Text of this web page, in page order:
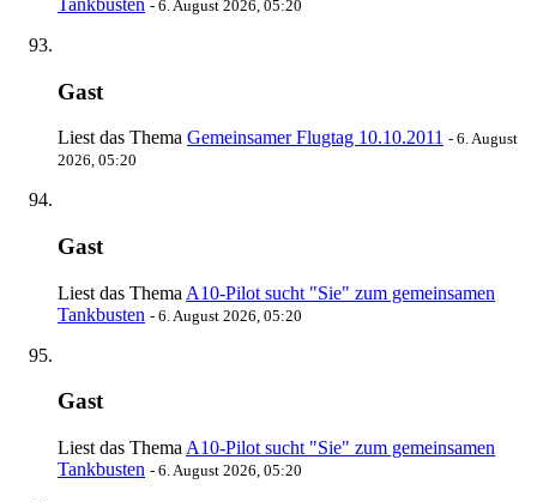
- 6. August 2026, 05:20
Gast
Liest das Thema Gemeinsamer Flugtag 10.10.2011 - 6. August
2026, 05:20
Gast
Liest das Thema A10-Pilot sucht "Sie" zum gemeinsamen
Tankbusten - 6. August 2026, 05:20
Gast
Liest das Thema A10-Pilot sucht "Sie" zum gemeinsamen
Tankbusten - 6. August 2026, 05:20